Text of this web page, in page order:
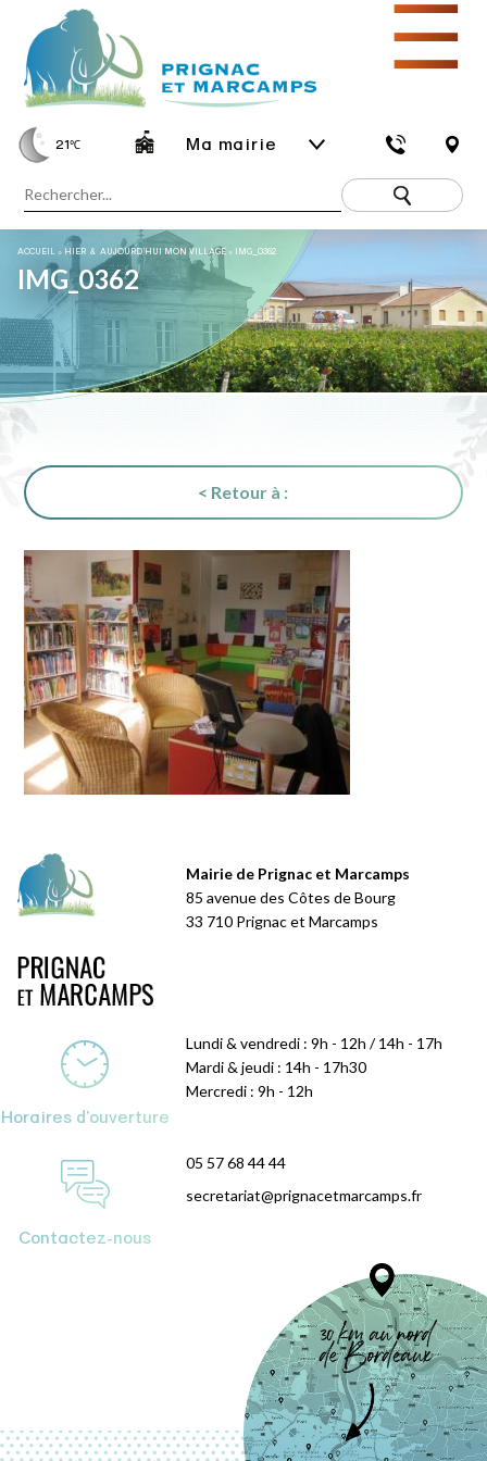
21℃ Ma mairie
☰
ACCUEIL » HIER & AUJOURD’HUI MON VILLAGE » IMG_0362
IMG_0362
< Retour à :
Mairie de Prignac et Marcamps
85 avenue des Côtes de Bourg
33 710 Prignac et Marcamps
Horaires d'ouverture
Lundi & vendredi : 9h - 12h / 14h - 17h
Mardi & jeudi : 14h - 17h30
Mercredi : 9h - 12h
Contactez-nous
05 57 68 44 44
secretariat@prignacetmarcamps.fr